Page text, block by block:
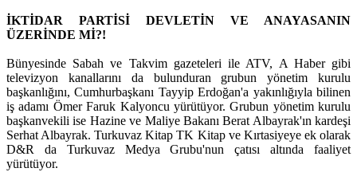
İKTİDAR PARTİSİ DEVLETİN VE ANAYASANIN
ÜZERİNDE Mİ?!
Bünyesinde Sabah ve Takvim gazeteleri ile ATV, A Haber gibi
televizyon kanallarını da bulunduran grubun yönetim kurulu
başkanlığını, Cumhurbaşkanı Tayyip Erdoğan'a yakınlığıyla bilinen
iş adamı Ömer Faruk Kalyoncu yürütüyor. Grubun yönetim kurulu
başkanvekili ise Hazine ve Maliye Bakanı Berat Albayrak'ın kardeşi
Serhat Albayrak. Turkuvaz Kitap TK Kitap ve Kırtasiyeye ek olarak
D&R da Turkuvaz Medya Grubu'nun çatısı altında faaliyet
yürütüyor.